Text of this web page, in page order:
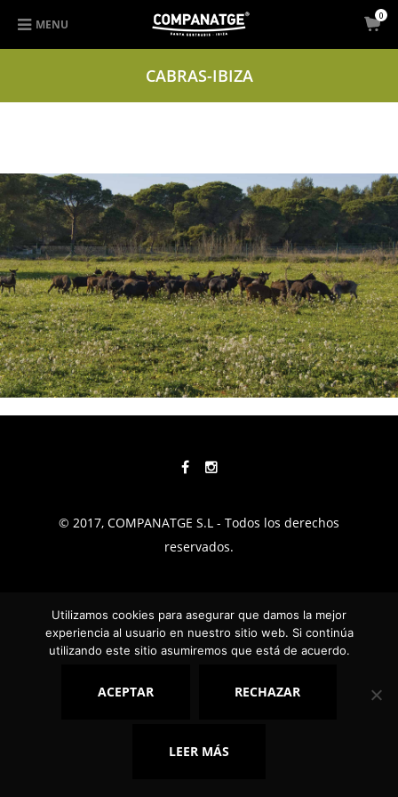
MENU
0
CABRAS-IBIZA
© 2017, COMPANATGE S.L - Todos los derechos
reservados.
POLÍTICA DE PRIVACIDAD
AVISO LEGAL
Utilizamos cookies para asegurar que damos la mejor
experiencia al usuario en nuestro sitio web. Si continúa
utilizando este sitio asumiremos que está de acuerdo.
ACEPTAR RECHAZAR
LEER MÁS